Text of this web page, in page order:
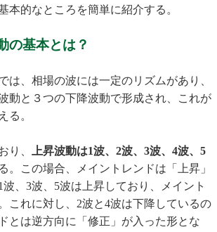
本的なところを簡単に紹介する。
の基本とは？
、相場の波には一定のリズムがあり、
動と３つの下降波動で形成され、これが
る。
り、
上昇波動は1波、2波、3波、4波、5
。この場合、メイントレンドは「上昇」
、3波、5波は上昇しており、メイント
これに対し、2波と4波は下降しているの
とは逆方向に「修正」が入った形とな